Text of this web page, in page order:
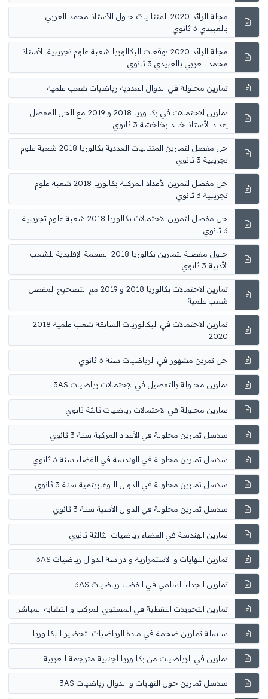
مجلة الرائد 2020 المتتاليات حلول للأستاذ محمد العربي
بالعبيدي 3 ثانوي
مجلة الرائد 2020 توقعات البكالوريا شعبة علوم تجريبية للأستاذ
محمد العربي بالعبيدي 3 ثانوي
تمارين محلولة في الدوال العددية رياضيات شعب علمية
تمارين الاحتمالات في بكالوريا 2018 و 2019 مع الحل المفصل
إعداد الأستاذ خالد بخاخشة 3 ثانوي
حل مفصل لتمارين المتتاليات العددية بكالوريا 2018 شعبة علوم
تجريبية 3 ثانوي
حل مفصل لتمرين الأعداد المركبة بكالوريا 2018 شعبة علوم
تجريبية 3 ثانوي
حل مفصل لتمرين الاحتمالات بكالوريا 2018 شعبة علوم تجريبية
3 ثانوي
حلول مفصلة لتمارين بكالوريا 2018 القسمة الإقليدية للشعب
الأدبية 3 ثانوي
تمارين الاحتمالات بكالوريا 2018 و 2019 مع التصحيح المفصل
شعب علمية
تمارين الاحتمالات في البكالوريات السابقة شعب علمية 2018-
2020
حل تمرين مشهور في الرياضيات سنة 3 ثانوي
تمارين محلولة بالتفصيل في الإحتمالات رياضيات 3AS
تمارين محلولة في الاحتمالات رياضيات ثالثة ثانوي
سلاسل تمارين محلولة في الأعداد المركبة سنة 3 ثانوي
سلاسل تمارين محلولة في الهندسة في الفضاء سنة 3 ثانوي
سلاسل تمارين محلولة في الدوال اللوغاريتمية سنة 3 ثانوي
سلاسل تمارين محلولة في الدوال الأسية سنة 3 ثانوي
تمارين الهندسة في الفضاء رياضيات الثالثة ثانوي
تمارين النهايات و الاستمرارية و دراسة الدوال رياضيات 3AS
تمارين الجداء السلمي في الفضاء رياضيات 3AS
تمارين التحويلات النقطية في المستوي المركب و التشابه المباشر
سلسلة تمارين ضخمة في مادة الرياضيات لتحضير البكالوريا
تمارين في الرياضيات من بكالوريا أجنبية مترجمة للعربية
سلاسل تمارين حول النهايات و الدوال رياضيات 3AS